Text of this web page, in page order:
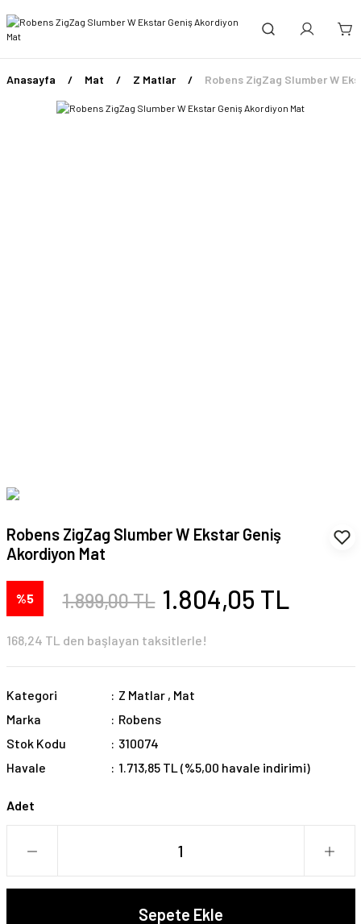
Anasayfa Mat Z Matlar Robens ZigZag Slumber W
Robens ZigZag Slumber W Ekstar Geniş
Akordiyon Mat
%5 1.899,00 TL 1.804,05 TL
168,24 TL den başlayan taksitlerle!
Kategori Z Matlar , Mat
Marka
Robens
Stok Kodu
310074
Havale
1.713,85 TL (%5,00 havale indirimi)
Adet
Sepete Ekle